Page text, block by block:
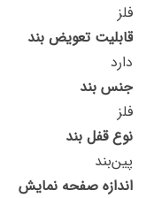
فلز
قابلیت تعویض بند
دارد
جنس بند
فلز
نوع قفل بند
پین‌بند
اندازه صفحه نمایش